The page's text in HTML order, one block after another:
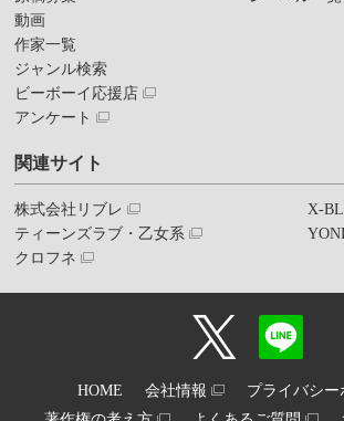
動画
作家一覧
ジャンル検索
ビーボーイ応援店
アンケート
関連サイト
株式会社リブレ
ティーンズラブ・乙女系
クロフネ
X-BL
HOME 会社情報
プライバシー